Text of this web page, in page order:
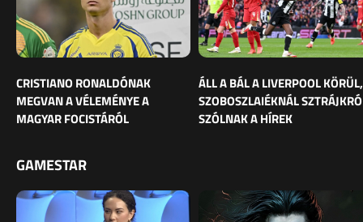
CRISTIANO RONALDÓNAK
MEGVAN A VÉLEMÉNYE A
MAGYAR FOCISTÁRÓL
ÁLL A BÁL A LIVERPOOL KÖRÜL,
SZOBOSZLAIÉKNÁL
SZÓLNAK A HÍREK
GAMESTAR